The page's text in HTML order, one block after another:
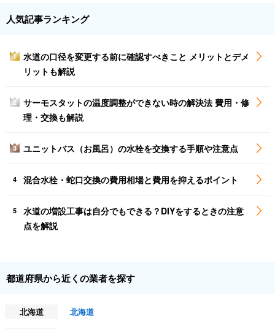
人気記事ランキング
1
水道の口径を変更する前に確認すべきこと メリットとデメ
リットも解説
2
サーモスタットの温度調整ができない時の解決法 費用・修
理・交換も解説
3 ユニットバス（お風呂）の水栓を交換する手順や注意点
4 混合水栓・蛇口交換の費用相場と費用を抑えるポイント
5
水道の増設工事は自分でもできる？DIYをするときの注意
点を解説
都道府県から近くの業者を探す
北海道
北海道